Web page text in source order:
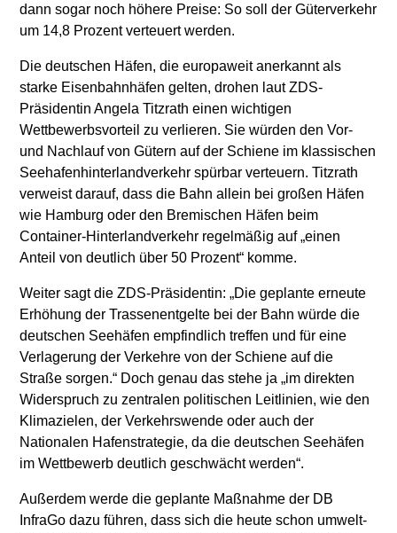
dann sogar noch höhere Preise: So soll der Güterverkehr
um 14,8 Prozent verteuert werden.
Die deutschen Häfen, die europaweit anerkannt als
starke Eisenbahnhäfen gelten, drohen laut ZDS-
Präsidentin Angela Titzrath einen wichtigen
Wettbewerbsvorteil zu verlieren. Sie würden den Vor-
und Nachlauf von Gütern auf der Schiene im klassischen
Seehafenhinterlandverkehr spürbar verteuern. Titzrath
verweist darauf, dass die Bahn allein bei großen Häfen
wie Hamburg oder den Bremischen Häfen beim
Container-Hinterlandverkehr regelmäßig auf „einen
Anteil von deutlich über 50 Prozent“ komme.
Weiter sagt die ZDS-Präsidentin: „Die geplante erneute
Erhöhung der Trassenentgelte bei der Bahn würde die
deutschen Seehäfen empfindlich treffen und für eine
Verlagerung der Verkehre von der Schiene auf die
Straße sorgen.“ Doch genau das stehe ja „im direkten
Widerspruch zu zentralen politischen Leitlinien, wie den
Klimazielen, der Verkehrswende oder auch der
Nationalen Hafenstrategie, da die deutschen Seehäfen
im Wettbewerb deutlich geschwächt werden“.
Außerdem werde die geplante Maßnahme der DB
InfraGo dazu führen, dass sich die heute schon umwelt-